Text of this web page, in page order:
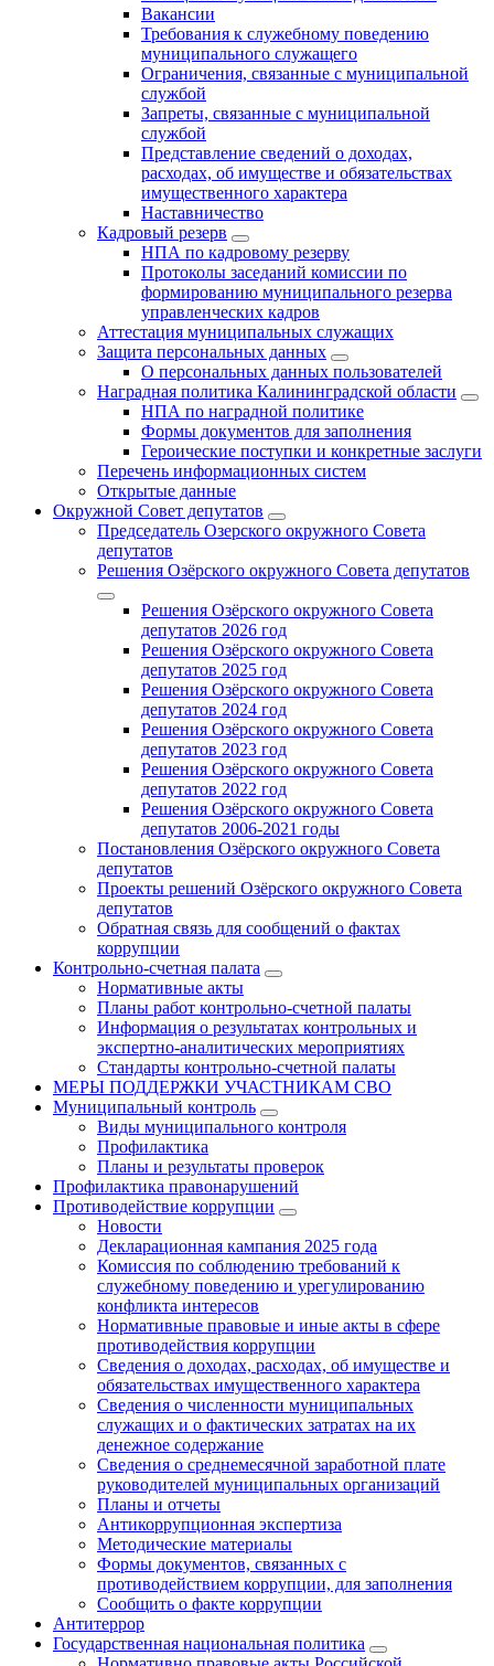
Вакансии
Требования к служебному поведению
муниципального служащего
Ограничения, связанные с муниципальной
службой
Запреты, связанные с муниципальной
службой
Представление сведений о доходах,
расходах, об имуществе и обязательствах
имущественного характера
Наставничество
Кадровый резерв
НПА по кадровому резерву
Протоколы заседаний комиссии по
формированию муниципального резерва
управленческих кадров
Аттестация муниципальных служащих
Защита персональных данных
О персональных данных пользователей
Наградная политика Калининградской области
НПА по наградной политике
Формы документов для заполнения
Героические поступки и конкретные заслуги
Перечень информационных систем
Открытые данные
Окружной Совет депутатов
Председатель Озерского окружного Совета
депутатов
Решения Озёрского окружного Совета депутатов
Решения Озёрского окружного Совета
депутатов 2026 год
Решения Озёрского окружного Совета
депутатов 2025 год
Решения Озёрского окружного Совета
депутатов 2024 год
Решения Озёрского окружного Совета
депутатов 2023 год
Решения Озёрского окружного Совета
депутатов 2022 год
Решения Озёрского окружного Совета
депутатов 2006-2021 годы
Постановления Озёрского окружного Совета
депутатов
Проекты решений Озёрского окружного Совета
депутатов
Обратная связь для сообщений о фактах
коррупции
Контрольно-счетная палата
Нормативные акты
Планы работ контрольно-счетной палаты
Информация о результатах контрольных и
экспертно-аналитических мероприятиях
Стандарты контрольно-счетной палаты
МЕРЫ ПОДДЕРЖКИ УЧАСТНИКАМ СВО
Муниципальный контроль
Виды муниципального контроля
Профилактика
Планы и результаты проверок
Профилактика правонарушений
Противодействие коррупции
Новости
Декларационная кампания 2025 года
Комиссия по соблюдению требований к
служебному поведению и урегулированию
конфликта интересов
Нормативные правовые и иные акты в сфере
противодействия коррупции
Сведения о доходах, расходах, об имуществе и
обязательствах имущественного характера
Сведения о численности муниципальных
служащих и о фактических затратах на их
денежное содержание
Сведения о среднемесячной заработной плате
руководителей муниципальных организаций
Планы и отчеты
Антикоррупционная экспертиза
Методические материалы
Формы документов, связанных с
противодействием коррупции, для заполнения
Сообщить о факте коррупции
Антитеррор
Государственная национальная политика